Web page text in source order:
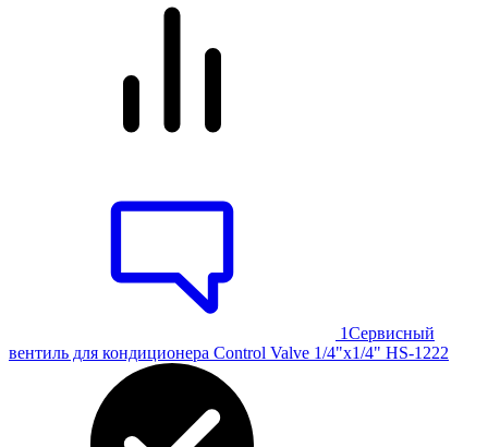
1Сервисный
вентиль для кондиционера Control Valve 1/4"х1/4" HS-1222